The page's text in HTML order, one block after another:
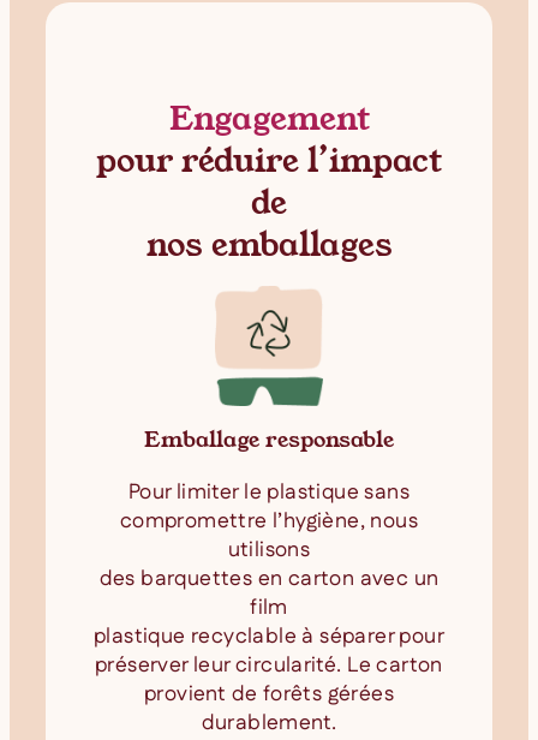
Engagement
pour réduire l’impact
de
nos emballages
Emballage responsable
Pour limiter le plastique sans
compromettre l’hygiène, nous
utilisons
des barquettes en carton avec un
film
plastique recyclable à séparer pour
préserver leur circularité. Le carton
provient de forêts gérées
durablement.